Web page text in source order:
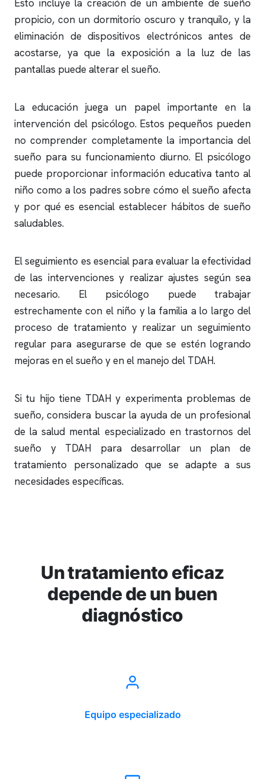
Esto incluye la creación de un ambiente de sueño
propicio, con un dormitorio oscuro y tranquilo, y la
eliminación de dispositivos electrónicos antes de
acostarse, ya que la exposición a la luz de las
pantallas puede alterar el sueño.
La educación juega un papel importante en la
intervención del psicólogo. Estos pequeños pueden
no comprender completamente la importancia del
sueño para su funcionamiento diurno. El psicólogo
puede proporcionar información educativa tanto al
niño como a los padres sobre cómo el sueño afecta
y por qué es esencial establecer hábitos de sueño
saludables.
El seguimiento es esencial para evaluar la efectividad
de las intervenciones y realizar ajustes según sea
necesario. El psicólogo puede trabajar
estrechamente con el niño y la familia a lo largo del
proceso de tratamiento y realizar un seguimiento
regular para asegurarse de que se estén logrando
mejoras en el sueño y en el manejo del TDAH.
Si tu hijo tiene TDAH y experimenta problemas de
sueño, considera buscar la ayuda de un profesional
de la salud mental especializado en trastornos del
sueño y TDAH para desarrollar un plan de
tratamiento personalizado que se adapte a sus
necesidades específicas.
Un tratamiento eficaz
depende de un buen
diagnóstico
Equipo especializado